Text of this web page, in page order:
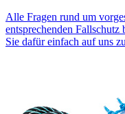
Alle Fragen rund um
entsprechenden
Sie dafür einfach auf uns